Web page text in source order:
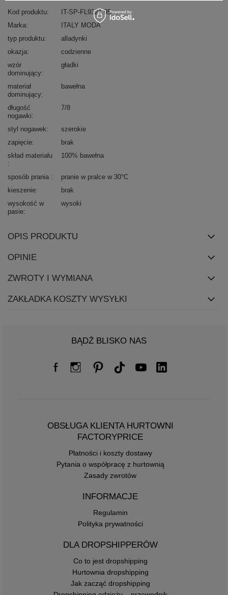
Kod produktu
IT-SP-FL9321.95
Marka
ITALY MODA
typ produktu
alladynki
okazja
codzienne
wzór
dominujący
gładki
materiał
dominujący
bawełna
długość
nogawki
7/8
styl nogawek
szerokie
zapięcie
brak
skład materiału
100% bawełna
sposób prania
pranie w pralce w 30°C
kieszenie
brak
wysokość w
pasie
wysoki
OPIS PRODUKTU
OPINIE
ZWROTY I WYMIANA
ZAKŁADKA KOSZTY WYSYŁKI
BĄDŹ BLISKO NAS
OBSŁUGA KLIENTA HURTOWNI
FACTORYPRICE
Płatności i koszty dostawy
Pytania o współpracę z hurtownią
Zasady zwrotów
INFORMACJE
Regulamin
Polityka prywatności
DLA DROPSHIPPERÓW
Co to jest dropshipping
Hurtownia dropshipping
Jak zacząć dropshipping